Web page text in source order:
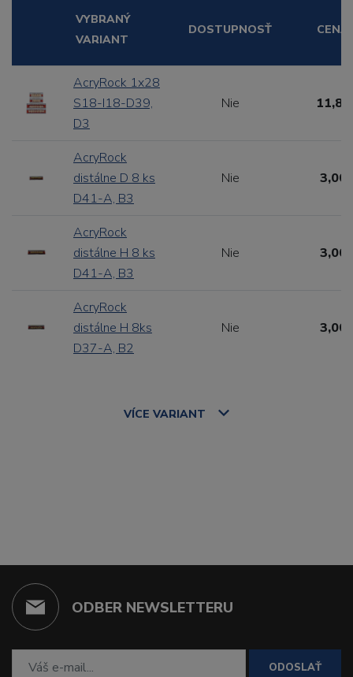
VYBRANÝ
VARIANT
DOSTUPNOSŤ CENA
AcryRock 1x28
S18-I18-D39,
D3
Nie
AcryRock
distálne D 8 ks
D41-A, B3
Nie 3,00
AcryRock
distálne H 8 ks
D41-A, B3
Nie 3,00
AcryRock
distálne H 8ks
D37-A, B2
Nie 3,00
VÍCE VARIANT
ODBER NEWSLETTERU
ODOSLAŤ